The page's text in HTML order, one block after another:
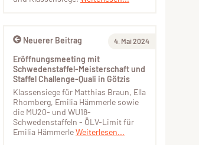
Neuerer Beitrag 4. Mai 2024
Eröffnungsmeeting mit
Schwedenstaffel-Meisterschaft und
Staffel Challenge-Quali in Götzis
Klassensiege für Matthias Braun, Ella
Rhomberg, Emilia Hämmerle sowie
die MU20- und WU18-
Schwedenstaffeln - ÖLV-Limit für
Emilia HämmerleWeiterlesen...